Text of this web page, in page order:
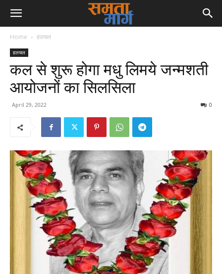
Home हलचल
हलचल
कल से शुरू होगा मधु लिमये जन्मशती
आयोजनों का सिलसिला
April 29, 2022 0